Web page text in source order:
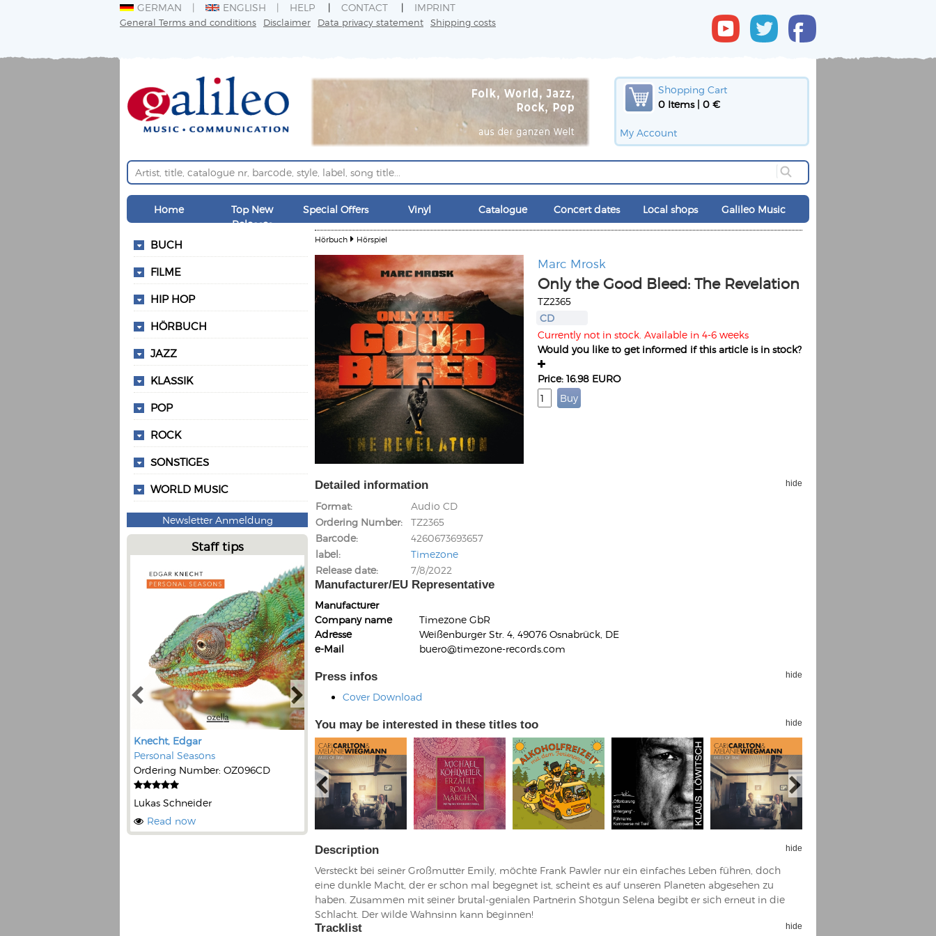
GERMAN ENGLISH HELP CONTACT IMPRINT
General Terms and conditions Disclaimer Data privacy statement Shipping costs
Shopping Cart
0 Items | 0 €
My Account
Home
Top New
Releases
Special Offers Vinyl Catalogue Concert dates Local shops Galileo Music
BUCH
FILME
HIP HOP
HÖRBUCH
JAZZ
KLASSIK
POP
ROCK
SONSTIGES
WORLD MUSIC
Newsletter Anmeldung
Staff tips
Knecht, Edgar
Personal Seasons
Ordering Number: OZ096CD
Lukas Schneider
Read now
Kunkel, Burkard
Monxarella
Ordering Number: BAY022
Daniel Dinkel
Read now
Romano, Edmondo
Religio
Ordering Number: VM3055
Lukas Schneider
Read now
Lauma
Ordering Number: GMC071
Daniel Dinkel
Read now
Hörbuch Hörspiel
Marc Mrosk
Only the Good Bleed: The Revelation
TZ2365
CD
Currently not in stock. Available in 4-6 weeks
Would you like to get informed if this article is in stock?
Price: 16.98 EURO
Detailed information hide
Format
Audio CD
Ordering Number
TZ2365
Barcode
4260673693657
label
Timezone
Release date
7/8/2022
Manufacturer/EU Representative
Manufacturer
Company name
Timezone GbR
Adresse
Weißenburger Str. 4, 49076 Osnabrück, DE
e-Mail
buero@timezone-records.com
Press infos hide
Cover Download
You may be interested in these titles too hide
Description hide
Versteckt bei seiner Großmutter Emily, möchte Frank Pawler nur ein einfaches Leben führen, doch
eine dunkle Macht, der er schon mal begegnet ist, scheint es auf unseren Planeten abgesehen zu
haben. Zusammen mit seiner brutal-genialen Partnerin Shotgun Selena begibt er sich erneut in die
Schlacht. Der wilde Wahnsinn kann beginnen!
Tracklist hide